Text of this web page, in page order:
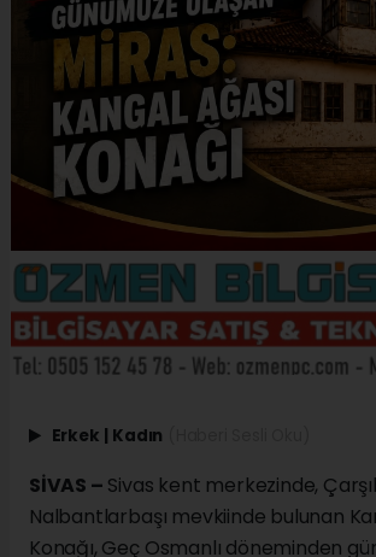
Erkek | Kadın
SİVAS – Sivas kent merkezinde,
Nalbantlarbaşı mevkiinde bulunan
Konağı, Geç Osmanlı döneminden